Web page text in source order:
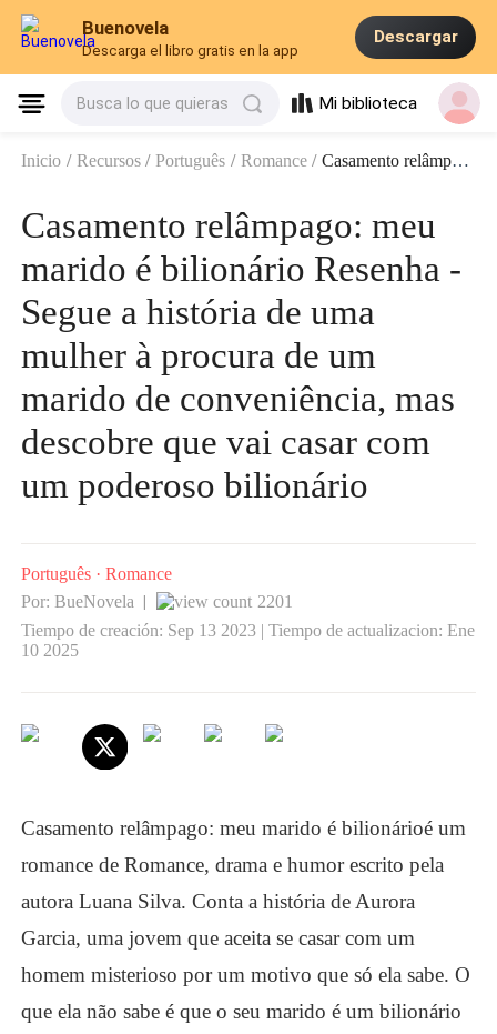
Buenovela
Descarga el libro gratis en la app
Descargar
Busca lo que quieras Mi biblioteca
Inicio / Recursos / Português / Romance / Casamento relâmpago: meu marido é bilionário Resenha - Segue a história de uma mulher à procura de um marido de conveniência, mas descobre que vai casar com um poderoso bilionário
Casamento relâmpago: meu
marido é bilionário Resenha -
Segue a história de uma
mulher à procura de um
marido de conveniência, mas
descobre que vai casar com
um poderoso bilionário
Português ·Romance
Por: BueNovela
2201
Tiempo de creación: Sep 13 2023 | Tiempo de actualizacion: Ene
10 2025
Casamento relâmpago: meu marido é bilionárioé um
romance deRomance, drama e humor escrito pela
autora Luana Silva. Conta a história de Aurora
Garcia, uma jovem que aceita se casar com um
homem misterioso por um motivo que só ela sabe. O
que ela não sabe é que o seu marido é um bilionário